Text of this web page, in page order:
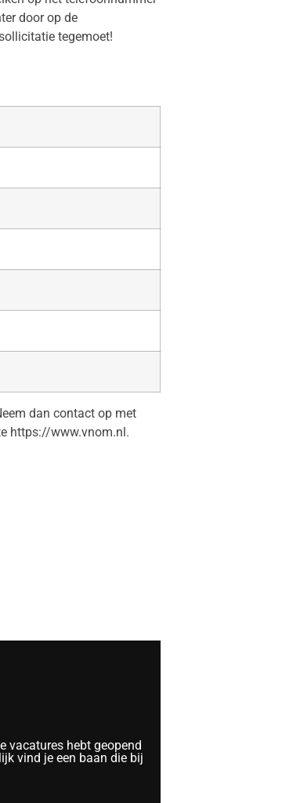
door op de
tegemoet!
dan contact op met
https://www.vnom.nl.
vacatures hebt geopend
vind je een baan die bij